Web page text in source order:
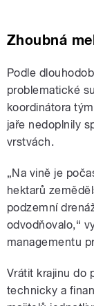
Zhoubná
Podle
problematické
koordinátora
jaře nedoplnily
vrstvách.
„Na vině je
hektarů
podzemní
odvodňovalo,“
managementu
Vrátit krajinu do
technicky a